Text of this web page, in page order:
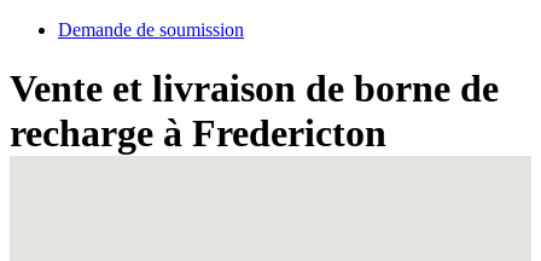
Demande de soumission
Vente et livraison de borne de
recharge à Fredericton